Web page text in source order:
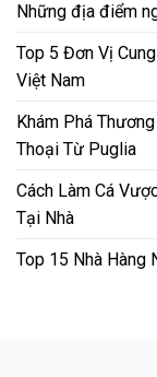
Những địa điểm
Top 5 Đơn Vị
Việt Nam
Khám Phá
Thoại Từ Puglia
Cách Làm Cá
Tại Nhà
Top 15 Nhà Hàng